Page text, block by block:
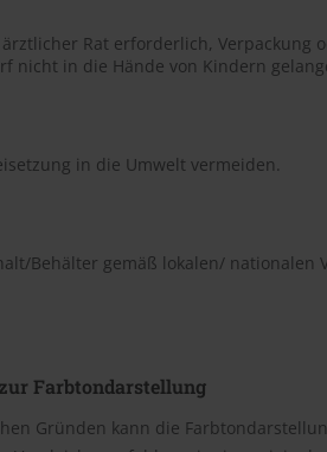
ärztlicher Rat erforderlich,
nicht in die Hände von Kindern
in die Umwelt vermeiden.
Behälter gemäß lokalen/
Farbtondarstellung
Gründen kann die